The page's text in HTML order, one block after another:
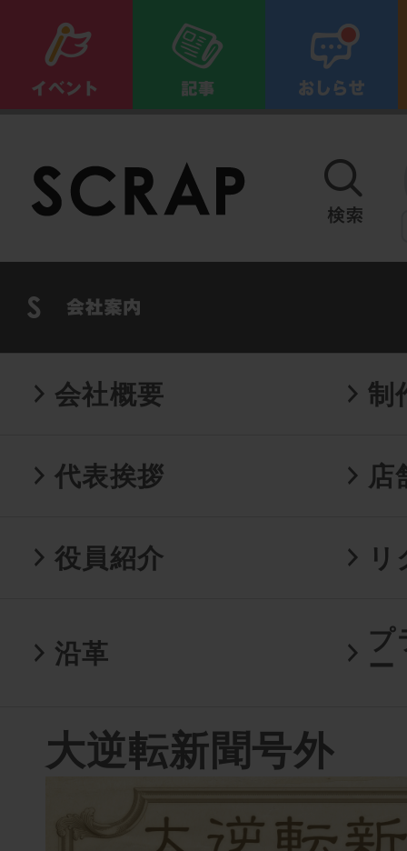
会社概要 制
代表挨拶 店
役員紹介
沿革
プ
ー
大逆転新聞号外